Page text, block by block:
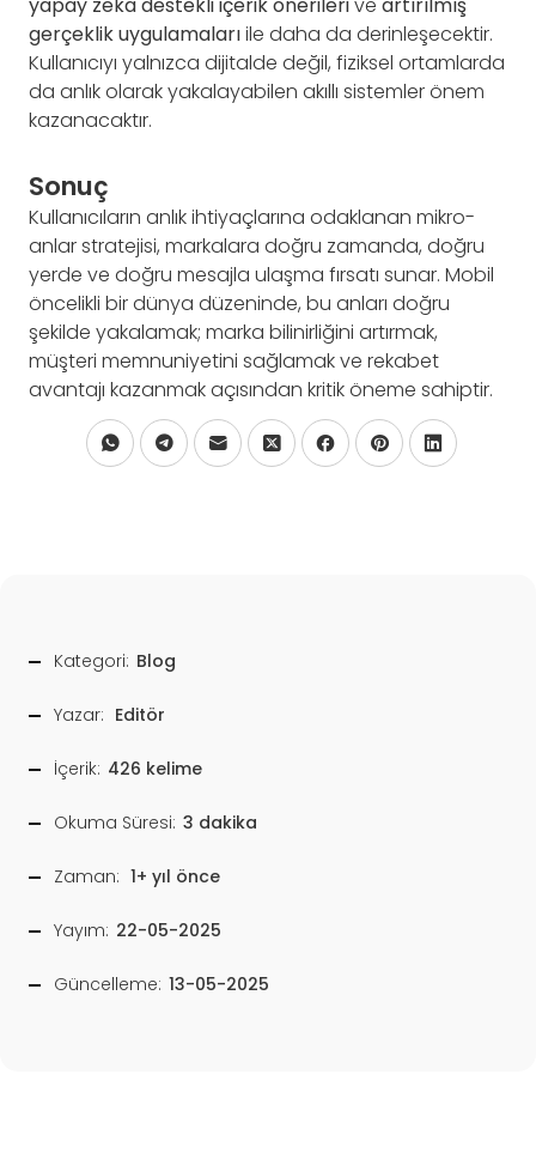
gerçeklik uygulamalarıile daha da derinleşecektir.
Kullanıcıyı yalnızca dijitalde değil, fiziksel ortamlarda
da anlık olarak yakalayabilen akıllı sistemler önem
kazanacaktır.
Sonuç
Kullanıcıların anlık ihtiyaçlarına odaklanan mikro-
anlar stratejisi, markalara doğru zamanda, doğru
yerde ve doğru mesajla ulaşma fırsatı sunar. Mobil
öncelikli bir dünya düzeninde, bu anları doğru
şekilde yakalamak; marka bilinirliğini artırmak,
müşteri memnuniyetini sağlamak ve rekabet
avantajı kazanmak açısından kritik öneme sahiptir.
Kategori: Blog
Yazar: Editör
İçerik: 426 kelime
Okuma Süresi: 3 dakika
Zaman: 1+ yıl önce
Yayım: 22-05-2025
Güncelleme: 13-05-2025